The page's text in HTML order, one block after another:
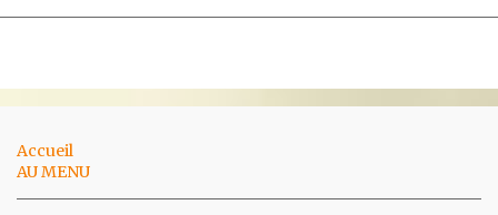
Accueil
AU MENU